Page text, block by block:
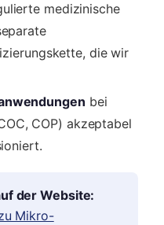
medizinische
die wir
bei
COP) akzeptabel
der Website:
Mikro-